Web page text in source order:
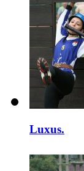
Luxus.